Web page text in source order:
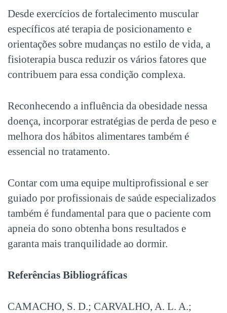
Desde exercícios de fortalecimento muscular
específicos até terapia de posicionamento e
orientações sobre mudanças no estilo de vida, a
fisioterapia busca reduzir os vários fatores que
contribuem para essa condição complexa.
Reconhecendo a influência da obesidade nessa
doença, incorporar estratégias de perda de peso e
melhora dos hábitos alimentares também é
essencial no tratamento.
Contar com uma equipe multiprofissional e ser
guiado por profissionais de saúde especializados
também é fundamental para que o paciente com
apneia do sono obtenha bons resultados e
garanta mais tranquilidade ao dormir.
Referências Bibliográficas
CAMACHO, S. D.; CARVALHO, A. L. A.;